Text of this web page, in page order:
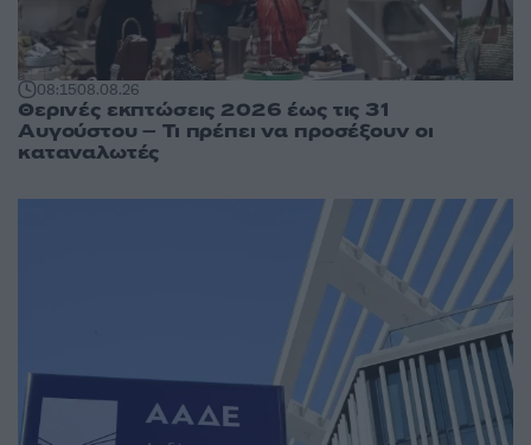
08:1508.08.26
Θερινές εκπτώσεις 2026 έως τις 31
Αυγούστου – Τι πρέπει να προσέξουν οι
καταναλωτές